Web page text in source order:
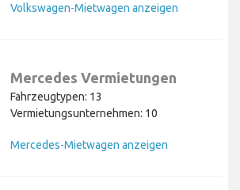
Volkswagen-Mietwagen anzeigen
Mercedes Vermietungen
Fahrzeugtypen: 13
Vermietungsunternehmen: 10
Mercedes-Mietwagen anzeigen